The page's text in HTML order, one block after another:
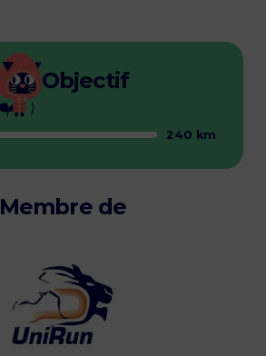
Objectif
240 km
Membre de